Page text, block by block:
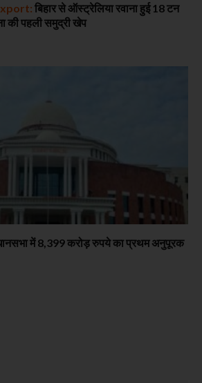
बिहार से ऑस्ट्रेलिया रवाना हुई 18 टन
की पहली समुद्री खेप
में 8,399 करोड़ रुपये का प्रथम अनुपूरक